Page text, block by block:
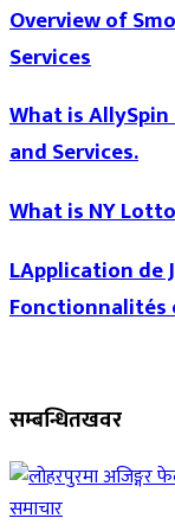
Overview of
Services
What is
and Services.
What is NY
LApplication de
Fonctionnalités
सम्बन्धितखवर
समाचार